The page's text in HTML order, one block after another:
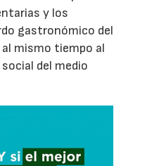
y los
gastronómico del
mismo tiempo al
del medio